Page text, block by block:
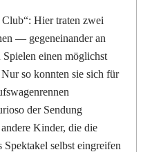
Hier traten zwei
— gegeneinander an
Spielen einen möglichst
so konnten sie sich für
der Sendung
Kinder, die die
Spektakel selbst eingreifen